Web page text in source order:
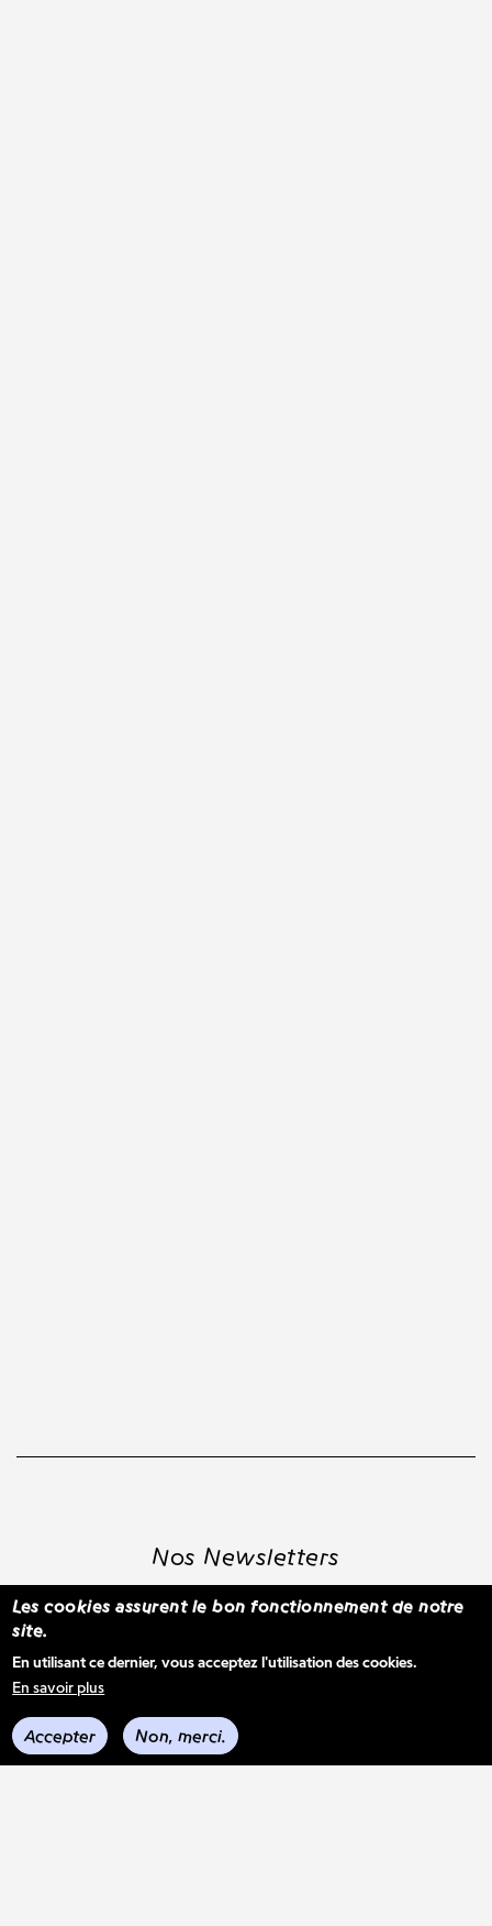
Nos Newsletters
Voir les derniers envois
Les cookies assurent le bon fonctionnement de notre
site.
En utilisant ce dernier, vous acceptez l'utilisation des cookies.
En savoir plus
Accepter Non, merci.